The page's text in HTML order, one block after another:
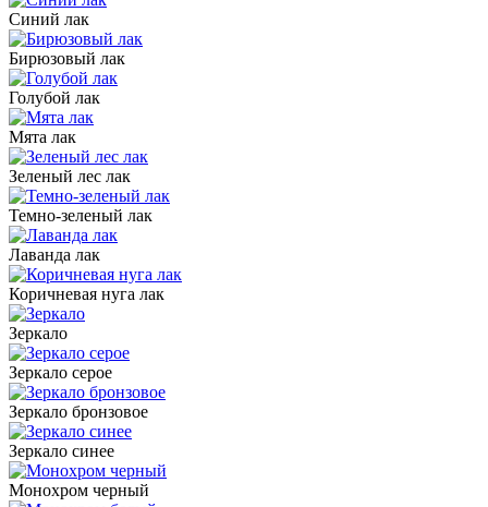
Синий лак
Бирюзовый лак
Голубой лак
Мята лак
Зеленый лес лак
Темно-зеленый лак
Лаванда лак
Коричневая нуга лак
Зеркало
Зеркало серое
Зеркало бронзовое
Зеркало синее
Монохром черный